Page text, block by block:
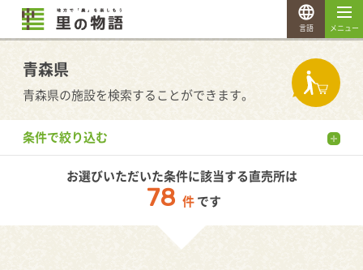
青森県
青森県の施設を検索することができます。
条件で絞り込む
お選びいただいた条件に該当する直売所は
78 件です
メニュー
言語